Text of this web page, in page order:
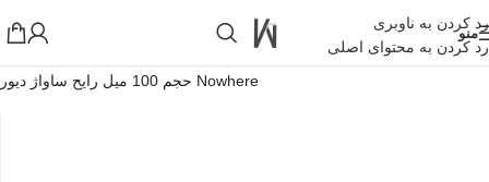
رد کردن به ناوبری
رد کردن به محتوای اصلی
منو
خانه »فروشگاه اینترنتی واکارنا
Nowhere حجم 100 میل رایح ساواژ دیور